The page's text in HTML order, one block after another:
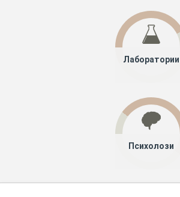
Лаборатории
Психолози